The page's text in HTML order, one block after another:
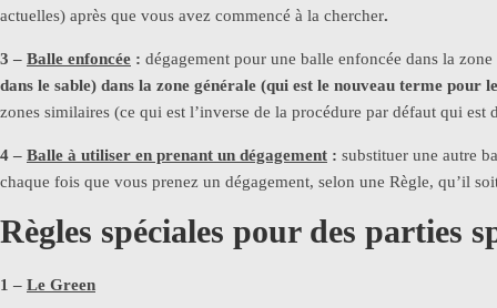
actuelles) après que vous avez commencé à la chercher.
3 – Balle enfoncée : dégagement pour une balle enfoncée dans la
dans le sable) dans la zone générale (qui est le nouveau terme pour
zones similaires (ce qui est l’inverse de la procédure par défaut qui est
4 – Balle à utiliser en prenant un dégagement : substituer une autre
chaque fois que vous prenez un dégagement, selon une Règle, qu’il
Règles spéciales pour des parties
1 – Le Green